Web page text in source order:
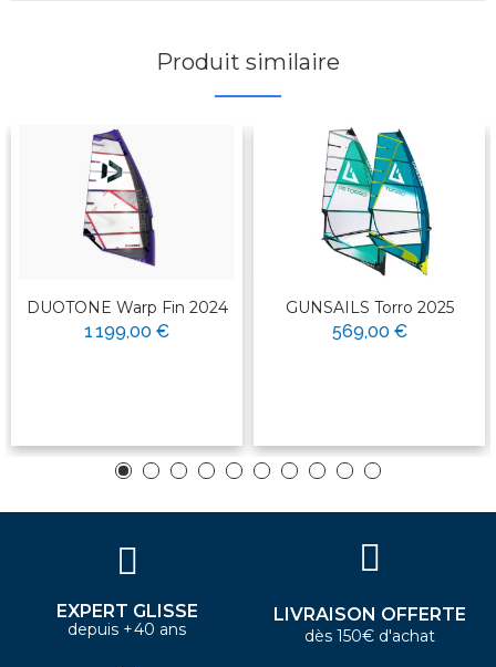
Produit similaire
DUOTONE Warp Fin 2024
1 199,00 €
GUNSAILS Torro 2025
569,00 €
EXPERT GLISSE
depuis +40 ans
LIVRAISON OFFERTE
dès 150€ d'achat